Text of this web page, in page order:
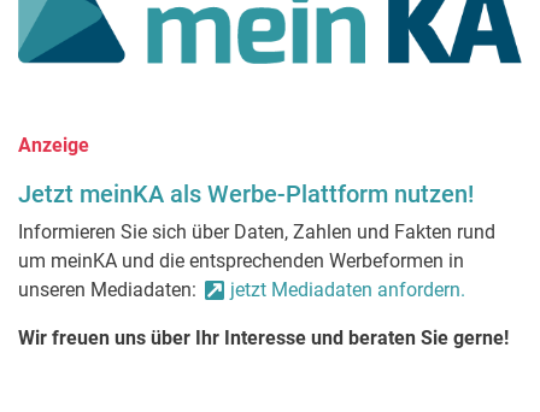
Anzeige
Jetzt meinKA als Werbe-Plattform nutzen!
Informieren Sie sich über Daten, Zahlen und Fakten rund
um meinKA und die entsprechenden Werbeformen in
unseren Mediadaten:
jetzt Mediadaten anfordern.
Wir freuen uns über Ihr Interesse und beraten Sie gerne!